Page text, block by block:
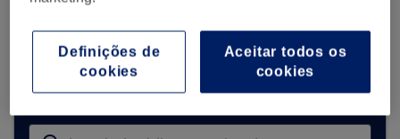
para te receber.
Encontrar os melhores centros perto de
ti
Aceitar todos os
cookies
Definições de
cookies